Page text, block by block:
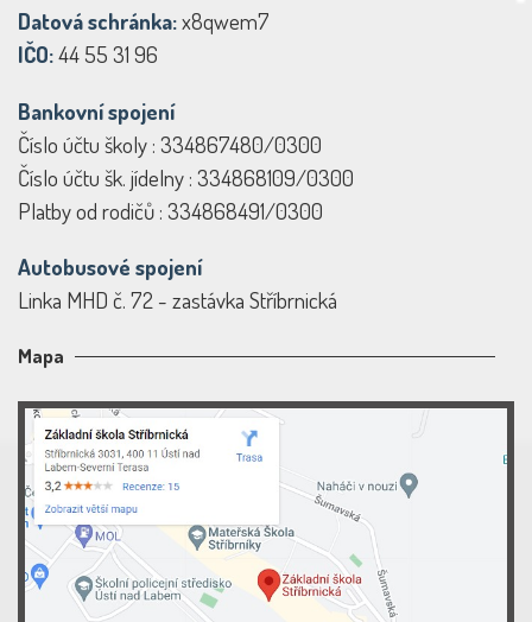
Datová schránka:x8qwem7
IČO:44 55 31 96
Bankovní spojení
Číslo účtu školy : 334867480/0300
Číslo účtu šk. jídelny : 334868109/0300
Platby od rodičů : 334868491/0300
Autobusové spojení
Linka MHD č. 72 - zastávka Stříbrnická
Mapa